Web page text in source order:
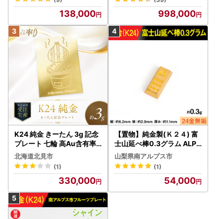
【有田焼ができるまで】
１：成形（陶土で形を作る工程です。大きく分けて、ろくろ
成形と鋳込み成形の2種類があります。成形し乾燥させた
後、約900度の素焼き窯で焼き上げ、強度と吸水性を高めま
２：下絵付け（呉須で文様を描きます。）
３：施釉（磁器の表面にガラスの光沢を与えるために釉薬を
かけます。）
４：本焼（本焼き窯で約1300度の高温で焼き上げます。）
５：上絵付（焼成後の釉薬の上に色絵具で文様を描きま
す。）
６：上絵付焼成（赤絵窯に入れて約800度で焼き上げます。
釉薬の上に色絵具が焼き付いて完成します。完成した作品
は、成形直後の素地よりも15%ほど縮みます。）
【クール便のお届けにつきまして】
※一部の離島や諸島地域には、冷凍・冷蔵のお品をお届けで
きません。ご了承ください。
※佐川急便で発送いたします。
138,000 998,000
K24 純金 きーたん 3g 記念
プレート 七輪 高Au含有率 (
受注生産 24金 ゴールド コ
レクション )【220-0236
】
北海道北見市
(1)
330,000
【置物】純金製(Ｋ２４) 富
士山延べ棒0.3グラム ALPB
K193
山梨県南アルプス市
(1)
54,000